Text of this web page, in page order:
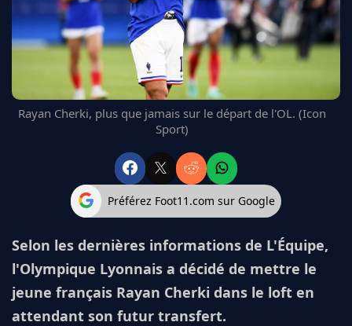
FC BARCELONE
MANCHESTER UNITED
CHELSEA
L'AVIS DE LA RÉDAC'
Rayan Cherki, plus que jamais sur le départ de l'OL. (Icon
Sport)
Préférez Foot11.com sur Google
Selon les dernières informations de L'Équipe,
l'Olympique Lyonnais a décidé de mettre le
jeune français Rayan Cherki dans le loft en
attendant son futur transfert.